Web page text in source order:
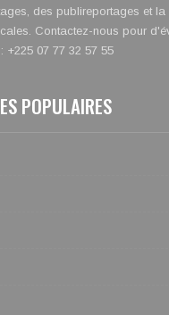
des publireportages et
Contactez-nous pour
+225 07 77 32 57 55
POPULAIRES